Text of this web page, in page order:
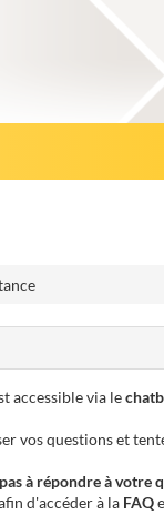
accessible via le
vos questions et
à répondre à votre
d'accéder à la FAQ